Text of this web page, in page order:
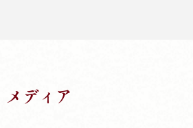
メディア